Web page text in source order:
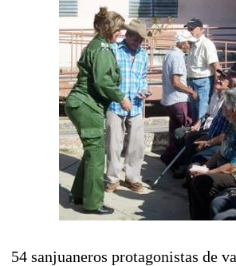
54 sanjuaneros protagonistas de